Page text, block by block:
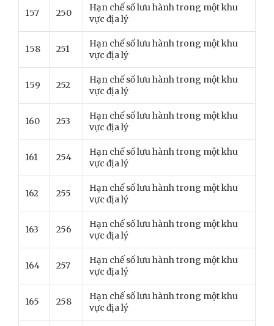
157 250
Hạn chế số lưu hành trong một khu
vực địa lý
158 251
Hạn chế số lưu hành trong một khu
vực địa lý
159 252
Hạn chế số lưu hành trong một khu
vực địa lý
160 253
Hạn chế số lưu hành trong một khu
vực địa lý
161 254
Hạn chế số lưu hành trong một khu
vực địa lý
162 255
Hạn chế số lưu hành trong một khu
vực địa lý
163 256
Hạn chế số lưu hành trong một khu
vực địa lý
164 257
Hạn chế số lưu hành trong một khu
vực địa lý
165 258
Hạn chế số lưu hành trong một khu
vực địa lý